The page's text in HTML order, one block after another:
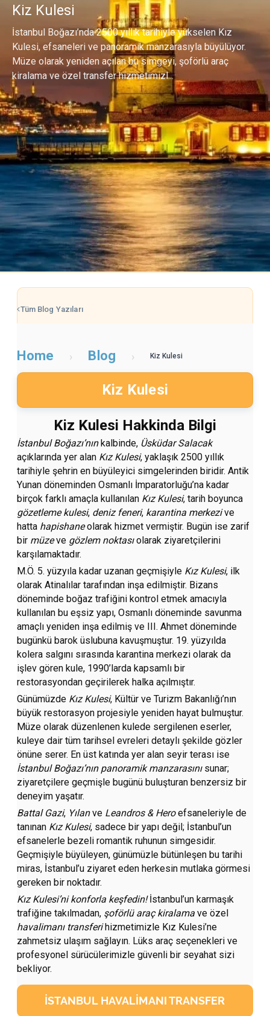
Kiz Kulesi
İstanbul Boğazı’nda 2500 yıllık tarihiyle yükselen Kız
Kulesi, efsaneleri ve panoramik manzarasıyla büyülüyor.
Müze olarak yeniden açılan bu simgeyi, şoförlü araç
kiralama ve özel transfer hizmetimizl...
Tüm Blog Yazıları
Home › Blog › Kiz Kulesi
Kiz Kulesi
Kiz Kulesi Hakkinda Bilgi
İstanbul Boğazı’nınkalbinde, Üsküdar Salacak
açıklarında yer alan Kız Kulesi, yaklaşık 2500 yıllık
tarihiyle şehrin en büyüleyici simgelerinden biridir. Antik
Yunan döneminden Osmanlı İmparatorluğu’na kadar
birçok farklı amaçla kullanılan Kız Kulesi, tarih boyunca
gözetleme kulesi, deniz feneri, karantina merkezive
hatta hapishaneolarak hizmet vermiştir. Bugün ise zarif
bir müzeve gözlem noktasıolarak ziyaretçilerini
karşılamaktadır.
M.Ö. 5. yüzyıla kadar uzanan geçmişiyle Kız Kulesi, ilk
olarak Atinalılar tarafından inşa edilmiştir. Bizans
döneminde boğaz trafiğini kontrol etmek amacıyla
kullanılan bu eşsiz yapı, Osmanlı döneminde savunma
amaçlı yeniden inşa edilmiş ve III. Ahmet döneminde
bugünkü barok üslubuna kavuşmuştur. 19. yüzyılda
kolera salgını sırasında karantina merkezi olarak da
işlev gören kule, 1990’larda kapsamlı bir
restorasyondan geçirilerek halka açılmıştır.
Günümüzde Kız Kulesi, Kültür ve Turizm Bakanlığı’nın
büyük restorasyon projesiyle yeniden hayat bulmuştur.
Müze olarak düzenlenen kulede sergilenen eserler,
kuleye dair tüm tarihsel evreleri detaylı şekilde gözler
önüne serer. En üst katında yer alan seyir terası ise
İstanbul Boğazı’nın panoramik manzarasınısunar;
ziyaretçilere geçmişle bugünü buluşturan benzersiz bir
deneyim yaşatır.
Battal Gazi, Yılanve Leandros & Heroefsaneleriyle de
tanınan Kız Kulesi, sadece bir yapı değil; İstanbul’un
efsanelerle bezeli romantik ruhunun simgesidir.
Geçmişiyle büyüleyen, günümüzle bütünleşen bu tarihi
miras, İstanbul’u ziyaret eden herkesin mutlaka görmesi
gereken bir noktadır.
Kız Kulesi’ni konforla keşfedin!İstanbul’un karmaşık
trafiğine takılmadan, şoförlü araç kiralama ve özel
havalimanı transferihizmetimizle Kız Kulesi’ne
zahmetsiz ulaşım sağlayın. Lüks araç seçenekleri ve
profesyonel sürücülerimizle güvenli bir seyahat sizi
bekliyor.
İSTANBUL HAVALIMANI TRANSFER